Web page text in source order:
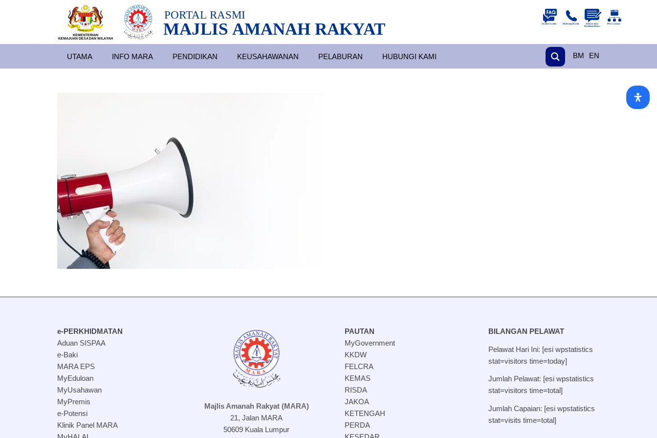
BM EN
MAJLIS AMANAH RAKYAT
PORTAL RASMI
KEMENTERIAN
KEMAJUAN DESA DAN WILA YAH
UTAMA INFO MARA PENDIDIKAN KEUSAHAWANAN PELABURAN HUBUNGI KAMI
e-PERKHIDMATAN
Aduan SISPAA
e-Baki
MARA EPS
MyEduloan
MyUsahawan
MyPremis
e-Potensi
Klinik Panel MARA
Majlis Amanah Rakyat (MARA)
21, Jalan MARA
50609 Kuala Lumpur
PAUTAN
MyGovernment
KKDW
FELCRA
KEMAS
RISDA
JAKOA
KETENGAH
PERDA
BILANGAN PELAWAT
Pelawat Hari Ini: [esi wpstatistics
stat=visitors time=today]
Jumlah Pelawat: [esi wpstatistics
stat=visitors time=total]
Jumlah Capaian: [esi wpstatistics
stat=visits time=total]